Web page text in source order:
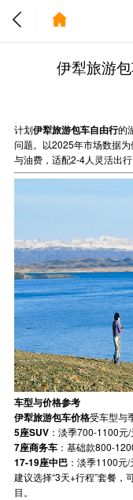
伊犁旅游
计划伊犁旅游包车自由行的
问题。以2025年市场数据
与油费，适配2-4人灵活出行
车型与价格参考
伊犁旅游包车价格受车型与
5座SUV：淡季700-1100元
7座商务车：基础款800-
17-19座中巴：淡季1100元/
建议选择“3天+行程”套餐，
目。